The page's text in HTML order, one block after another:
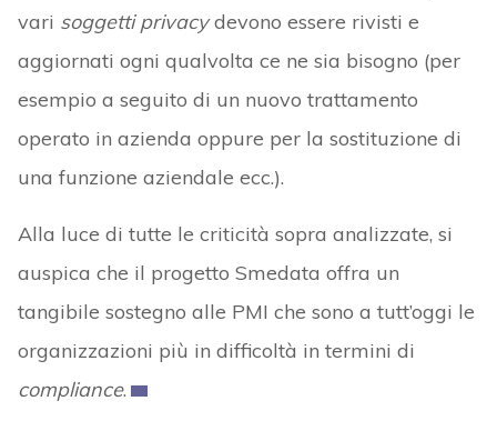
vari soggetti privacydevono essere rivisti e
aggiornati ogni qualvolta ce ne sia bisogno (per
esempio a seguito di un nuovo trattamento
operato in azienda oppure per la sostituzione di
una funzione aziendale ecc.).
Alla luce di tutte le criticità sopra analizzate, si
auspica che il progetto Smedata offra un
tangibile sostegno alle PMI che sono a tutt’oggi le
organizzazioni più in difficoltà in termini di
compliance.